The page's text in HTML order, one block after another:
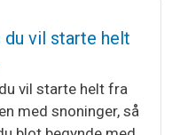
6 maskerafJannick
du vil starte helt
vil starte helt fra
med snoninger, så